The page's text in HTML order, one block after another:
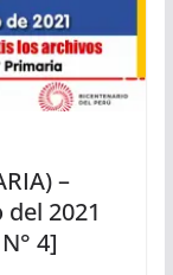
–
2021
4]